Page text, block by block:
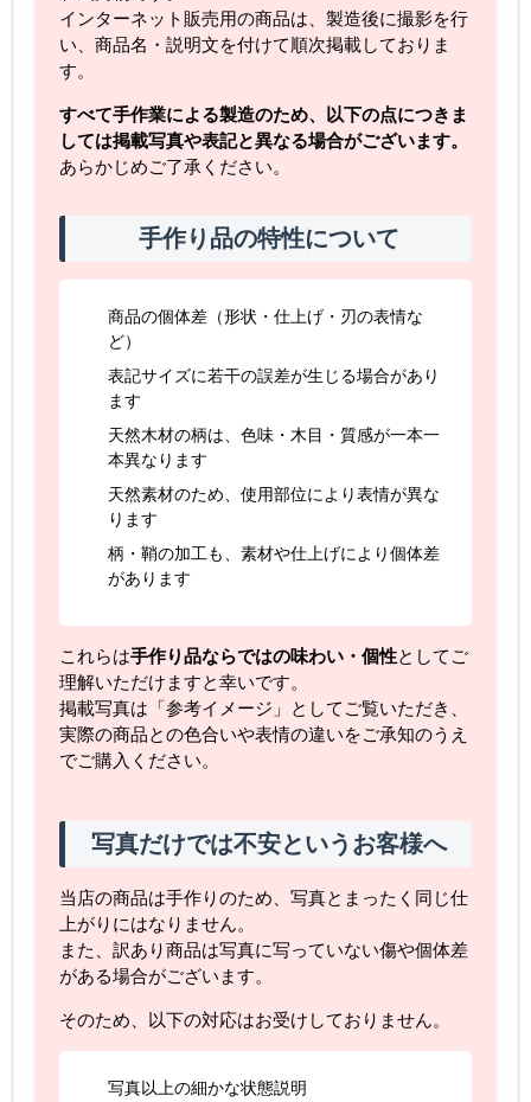
インターネット販売用の商品は、製造後に撮影を行
い、商品名・説明文を付けて順次掲載しておりま
す。
すべて手作業による製造のため、以下の点につきま
しては掲載写真や表記と異なる場合がございます。
あらかじめご了承ください。
手作り品の特性について
商品の個体差（形状・仕上げ・刃の表情な
ど）
表記サイズに若干の誤差が生じる場合があり
ます
天然木材の柄は、色味・木目・質感が一本一
本異なります
天然素材のため、使用部位により表情が異な
ります
柄・鞘の加工も、素材や仕上げにより個体差
があります
これらは手作り品ならではの味わい・個性としてご
理解いただけますと幸いです。
掲載写真は「参考イメージ」としてご覧いただき、
実際の商品との色合いや表情の違いをご承知のうえ
でご購入ください。
写真だけでは不安というお客様へ
当店の商品は手作りのため、写真とまったく同じ仕
上がりにはなりません。
また、訳あり商品は写真に写っていない傷や個体差
がある場合がございます。
そのため、以下の対応はお受けしておりません。
写真以上の細かな状態説明